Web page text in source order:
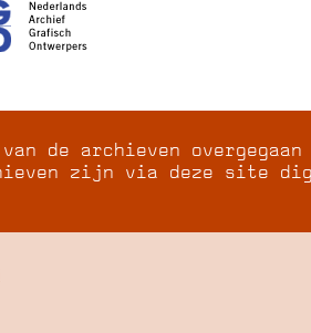
de archieven
zijn via deze site